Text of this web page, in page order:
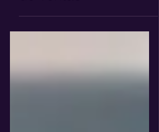
de ventas